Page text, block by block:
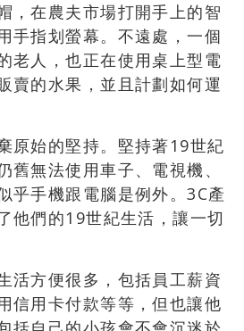
，在農夫市場打開手上的智
手指划螢幕。不遠處，一個
老人，也正在使用桌上型電
賣的水果，並且計劃如何運
原始的堅持。堅持著19世紀
舊無法使用車子、電視機、
乎手機跟電腦是例外。3C產
他們的19世紀生活，讓一切
活方便很多，包括員工薪資
信用卡付款等等，但也讓他